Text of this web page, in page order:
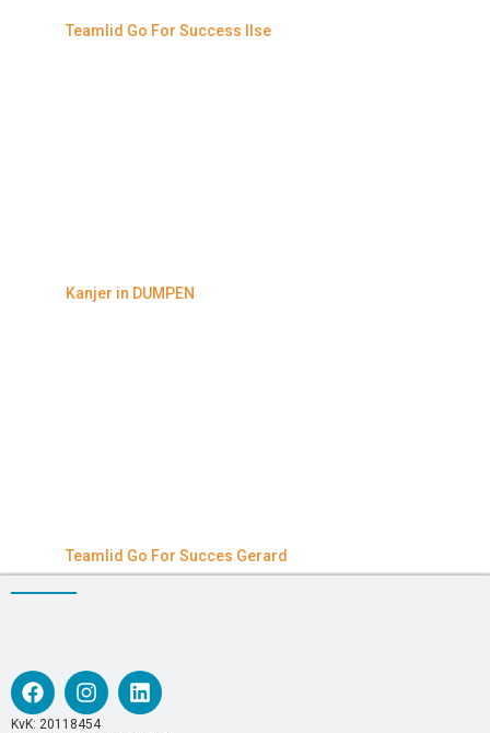
Teamlid Go For Success Ilse
Kanjer in DUMPEN
Teamlid Go For Succes Gerard
KvK: 20118454